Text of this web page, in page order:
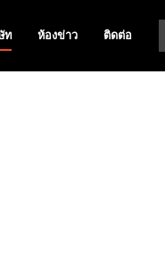
ท ห้องข่าว ติดต่อ